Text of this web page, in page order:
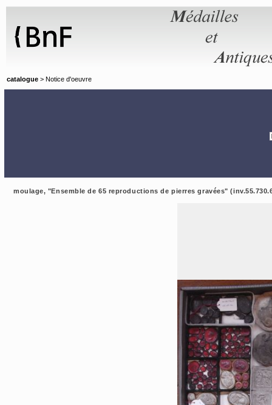
catalogue > Notice d'oeuvre
moulage, "Ensemble de 65 reproductions de pierres gravées"